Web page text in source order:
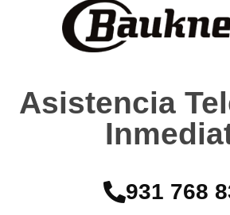
Asistencia
931 768